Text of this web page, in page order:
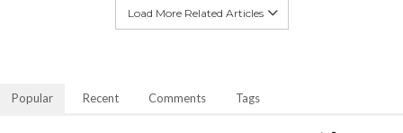
Load More Related Articles
Popular Recent Comments Tags